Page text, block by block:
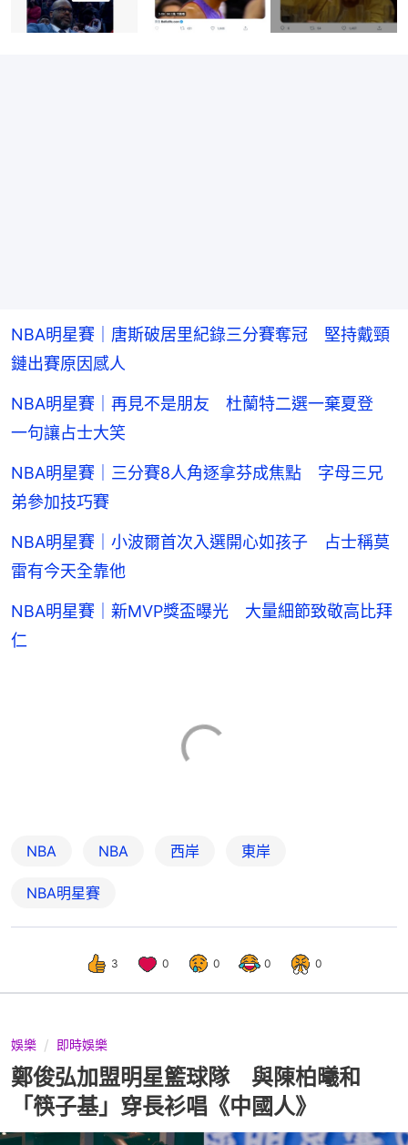
NBA明星賽｜唐斯破居里紀錄三分賽奪冠 堅持戴頸
鏈出賽原因感人
NBA明星賽｜再見不是朋友 杜蘭特二選一棄夏登
一句讓占士大笑
NBA明星賽｜三分賽8人角逐拿芬成焦點 字母三兄
弟參加技巧賽
NBA明星賽｜小波爾首次入選開心如孩子 占士稱莫
雷有今天全靠他
NBA明星賽｜新MVP獎盃曝光 大量細節致敬高比拜
仁
NBA NBA 西岸 東岸
NBA明星賽
3 0 0 0 0
娛樂 即時娛樂
鄭俊弘加盟明星籃球隊 與陳柏曦和
「筷子基」穿長衫唱《中國人》